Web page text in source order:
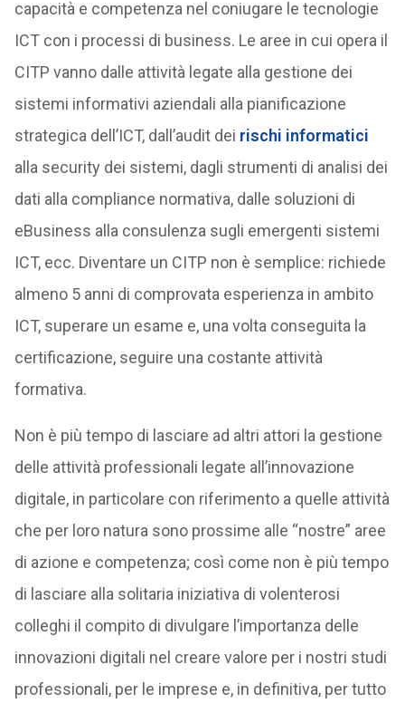
capacità e competenza nel coniugare le tecnologie
ICT con i processi di business. Le aree in cui opera il
CITP vanno dalle attività legate alla gestione dei
sistemi informativi aziendali alla pianificazione
strategica dell’ICT, dall’audit dei rischi informatici
alla security dei sistemi, dagli strumenti di analisi dei
dati alla compliance normativa, dalle soluzioni di
eBusiness alla consulenza sugli emergenti sistemi
ICT, ecc. Diventare un CITP non è semplice: richiede
almeno 5 anni di comprovata esperienza in ambito
ICT, superare un esame e, una volta conseguita la
certificazione, seguire una costante attività
formativa.
Non è più tempo di lasciare ad altri attori la gestione
delle attività professionali legate all’innovazione
digitale, in particolare con riferimento a quelle attività
che per loro natura sono prossime alle “nostre” aree
di azione e competenza; così come non è più tempo
di lasciare alla solitaria iniziativa di volenterosi
colleghi il compito di divulgare l’importanza delle
innovazioni digitali nel creare valore per i nostri studi
professionali, per le imprese e, in definitiva, per tutto